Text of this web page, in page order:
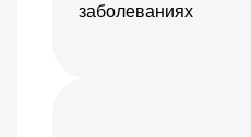
заболеваниях